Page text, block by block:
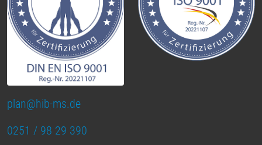
plan@hib-ms.de
0251 / 98 29 390